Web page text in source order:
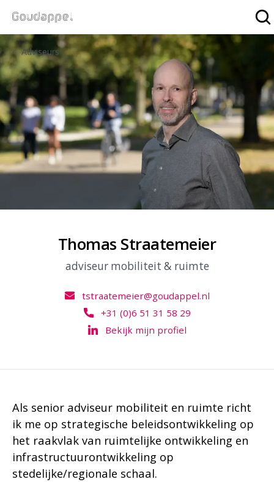
Adviseurs
Thomas Straatemeier
adviseur mobiliteit & ruimte
tstraatemeier@goudappel.nl
+31 (0)6 51 31 58 29
Bekijk mijn profiel
Als senior adviseur mobiliteit en ruimte richt
ik me op strategische beleidsontwikkeling op
het raakvlak van ruimtelijke ontwikkeling en
infrastructuurontwikkeling op
stedelijke/regionale schaal.